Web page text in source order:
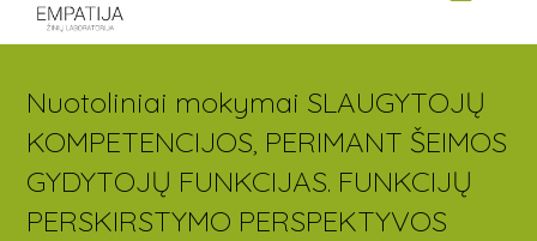
Nuotoliniai mokymai SLAUGYTOJŲ
KOMPETENCIJOS, PERIMANT ŠEIMOS
GYDYTOJŲ FUNKCIJAS. FUNKCIJŲ
PERSKIRSTYMO PERSPEKTYVOS